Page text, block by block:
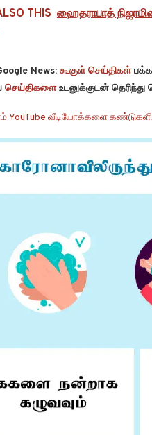
THIS ஹைதராபாத்
News: கூகுள் செய்திகள்
செய்திகளைஉடனுக்குடன்
YouTube வீடியோக்களை